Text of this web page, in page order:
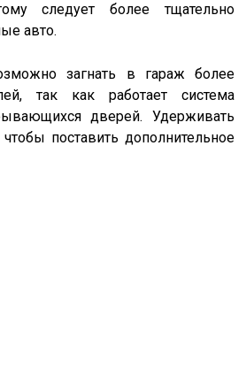
следует более тщательно
авто.
загнать в гараж более
так как работает система
дверей. Удерживать
поставить дополнительное